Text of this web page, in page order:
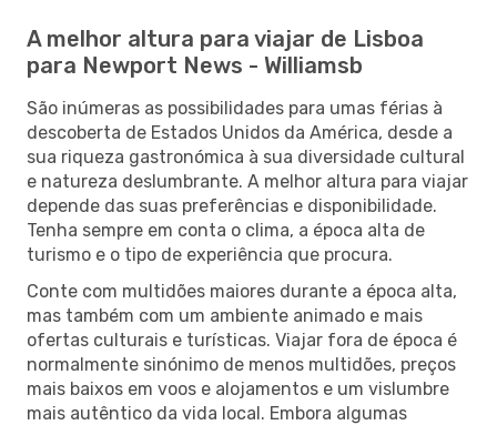
A melhor altura para viajar de Lisboa
para Newport News - Williamsb
São inúmeras as possibilidades para umas férias à
descoberta de Estados Unidos da América, desde a
sua riqueza gastronómica à sua diversidade cultural
e natureza deslumbrante. A melhor altura para viajar
depende das suas preferências e disponibilidade.
Tenha sempre em conta o clima, a época alta de
turismo e o tipo de experiência que procura.
Conte com multidões maiores durante a época alta,
mas também com um ambiente animado e mais
ofertas culturais e turísticas. Viajar fora de época é
normalmente sinónimo de menos multidões, preços
mais baixos em voos e alojamentos e um vislumbre
mais autêntico da vida local. Embora algumas